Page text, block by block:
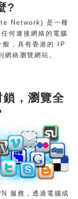
?
Network) 是一種
何連接網絡的電腦
般，具有香港的 IP
絡瀏覽網站。
，瀏覽全
服務，透過電腦或